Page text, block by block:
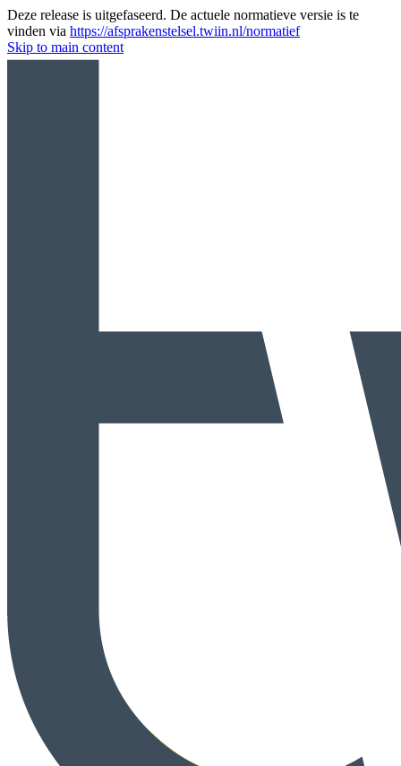
Deze release is uitgefaseerd. De actuele normatieve versie is te
vinden via https://afsprakenstelsel.twiin.nl/normatief
Skip to main content